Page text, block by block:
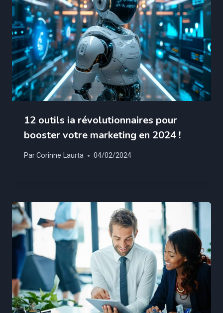
12 outils ia révolutionnaires pour
booster votre marketing en 2024 !
ParCorinne Laurta 04/02/2024